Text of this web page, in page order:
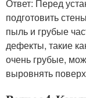
Ответ: Перед
подготовить
пыль и грубые
дефекты, такие
очень грубые,
выровнять